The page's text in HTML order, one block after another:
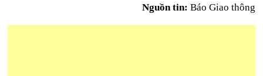
Nguồn tin: Báo Giao thông